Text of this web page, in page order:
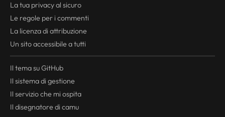
La tua privacyal sicuro
Le regole per i commenti
La licenza di attribuzione
Un sito accessibile a tutti
Il tema su GitHub
Il sistema di gestione
Il servizio che mi ospita
Il disegnatore di camu